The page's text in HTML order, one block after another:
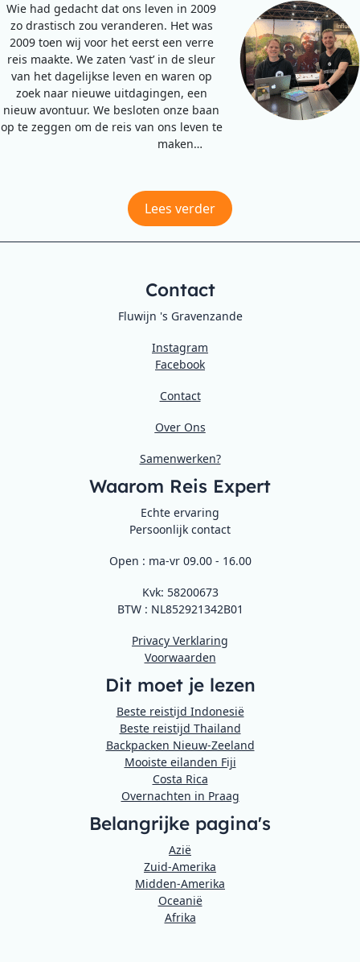
Wie had gedacht dat ons leven in 2009
zo drastisch zou veranderen. Het was
2009 toen wij voor het eerst een verre
reis maakte. We zaten ‘vast’ in de sleur
van het dagelijkse leven en waren op
zoek naar nieuwe uitdagingen, een
nieuw avontuur. We besloten onze baan
op te zeggen om de reis van ons leven te
maken…
Lees verder
Contact
Fluwijn 's Gravenzande
Instagram
Facebook
Contact
Over Ons
Samenwerken?
Waarom Reis Expert
Echte ervaring
Persoonlijk contact
Open : ma-vr 09.00 - 16.00
Kvk: 58200673
BTW : NL852921342B01
Privacy Verklaring
Voorwaarden
Dit moet je lezen
Beste reistijd Indonesië
Beste reistijd Thailand
Backpacken Nieuw-Zeeland
Mooiste eilanden Fiji
Costa Rica
Overnachten in Praag
Belangrijke pagina's
Azië
Zuid-Amerika
Midden-Amerika
Oceanië
Afrika